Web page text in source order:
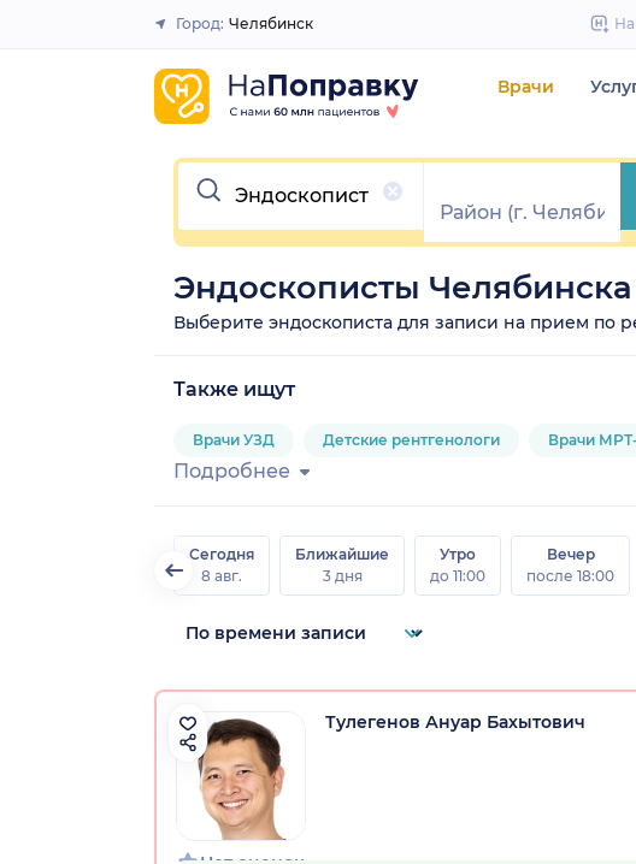
Закрыть
Город: Челябинск
Врачи
Очистить
Эндоскописты Челябинска
Выберите эндоскописта для записи на прием по
Также ищут
Врачи УЗД Детские рентгенологи Врачи
Подробнее
Сегодня
8 авг.
Ближайшие
3 дня
Утро
до 11:00
Вечер
после 18:00
Тулегенов Ануар Бахытович